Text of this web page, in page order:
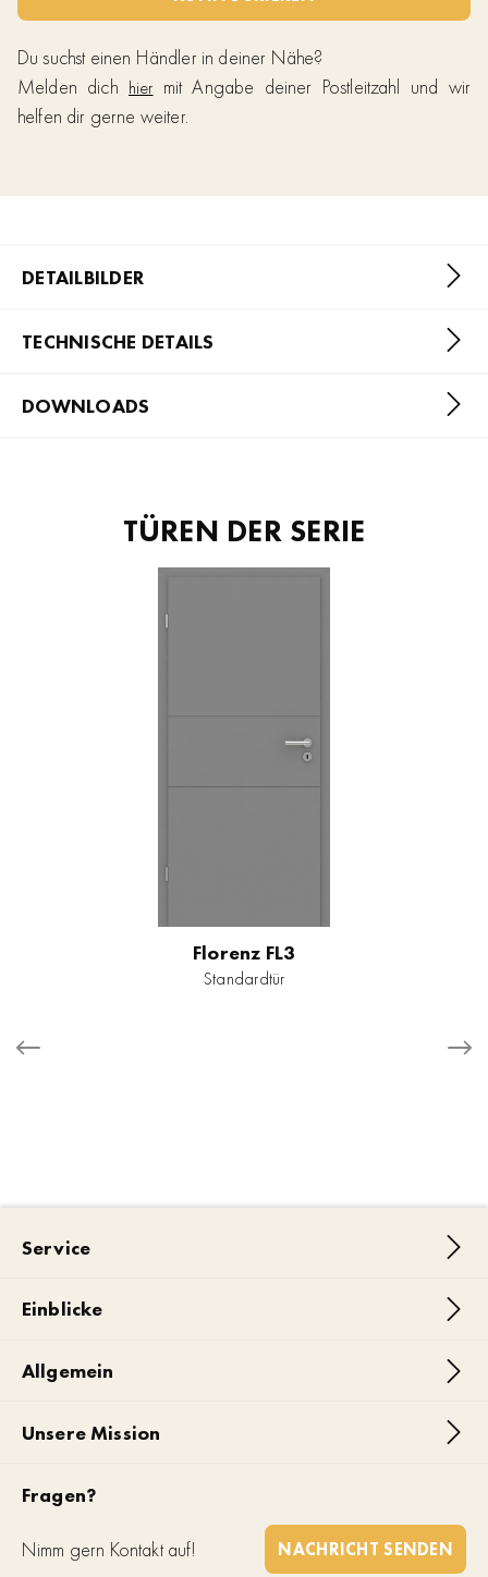
Du suchst einen Händler in deiner Nähe?
Melden dich hier mit Angabe deiner Postleitzahl und wir
helfen dir gerne weiter.
DETAILBILDER
TECHNISCHE DETAILS
DOWNLOADS
TÜREN DER SERIE
Florenz FL3
Standardtür
Service
Einblicke
Allgemein
Unsere Mission
Fragen?
Nimm gern Kontakt auf! NACHRICHT SENDEN